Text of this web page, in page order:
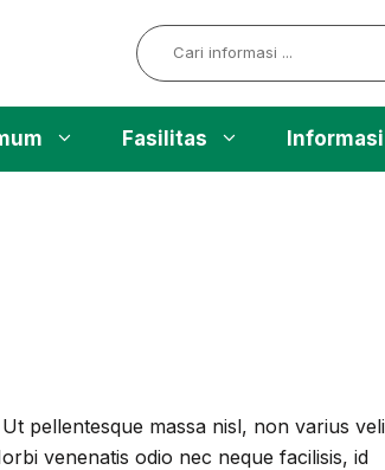
Search
Fasilitas Informasi
pellentesque massa nisl, non varius
venenatis odio nec neque facilisis, id